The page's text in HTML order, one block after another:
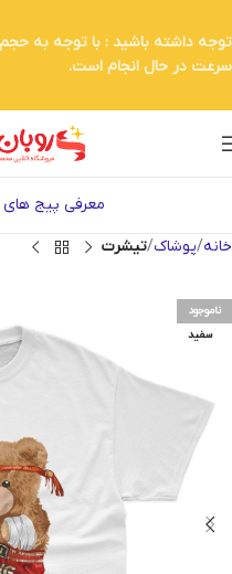
معرفی پیج های
خانه پوشاک تیشرت
ناموجود
سفید
توجه داشته باشید : با توجه به حجم
سرعت در حال انجام است.